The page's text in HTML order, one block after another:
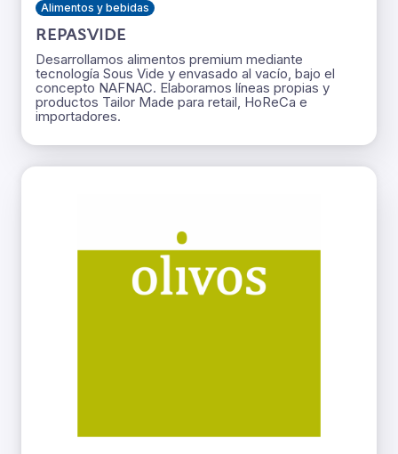
Alimentos y bebidas
REPASVIDE
Desarrollamos alimentos premium mediante
tecnología Sous Vide y envasado al vacío, bajo el
concepto NAFNAC. Elaboramos líneas propias y
productos Tailor Made para retail, HoReCa e
importadores.